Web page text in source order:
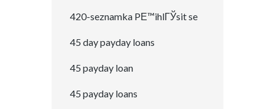
420-seznamka PЕ™ihlГЎsit se
45 day payday loans
45 payday loan
45 payday loans